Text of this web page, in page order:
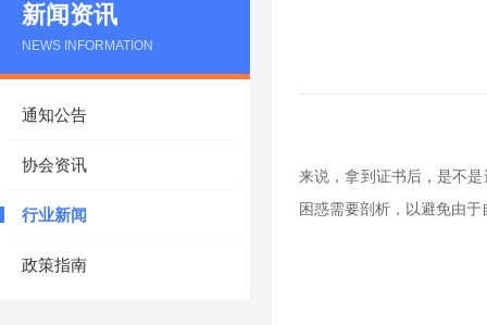
新闻资讯
NEWS INFORMATION
通知公告
协会资讯
行业新闻
政策指南
来说，拿到证书后，是不
困惑需要剖析，以避免由